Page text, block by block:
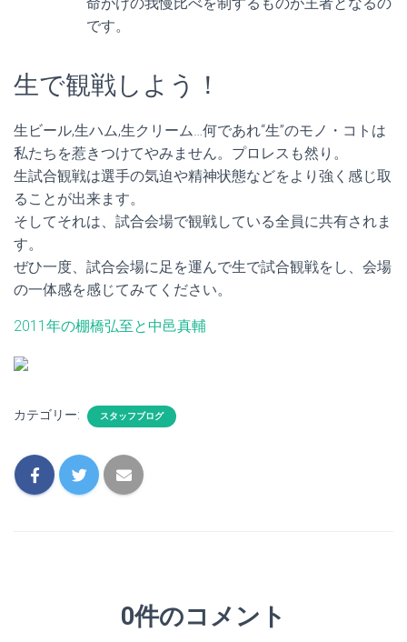
です。
生で観戦しよう！
生ビール,生ハム,生クリーム…何であれ“生”のモノ・コトは
私たちを惹きつけてやみません。プロレスも然り。
生試合観戦は選手の気迫や精神状態などをより強く感じ取
ることが出来ます。
そしてそれは、試合会場で観戦している全員に共有されま
す。
ぜひ一度、試合会場に足を運んで生で試合観戦をし、会場
の一体感を感じてみてください。
2011年の棚橋弘至と中邑真輔
カテゴリー: スタッフブログ
0件のコメント